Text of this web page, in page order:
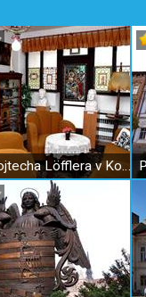
Múzeum Vojtecha Löfflera v Košiciach